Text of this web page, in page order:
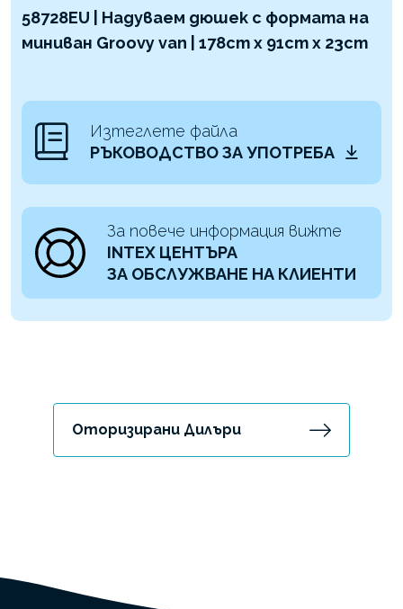
58728EU | Надуваем дюшек с формата на
миниван Groovy van | 178cm x 91cm x 23cm
Изтеглете файла
РЪКОВОДСТВО ЗА УПОТРЕБА
За повече информация вижте
INTEX ЦЕНТЪРА
ЗА ОБСЛУЖВАНЕ НА КЛИЕНТИ
Оторизирани Дилъри